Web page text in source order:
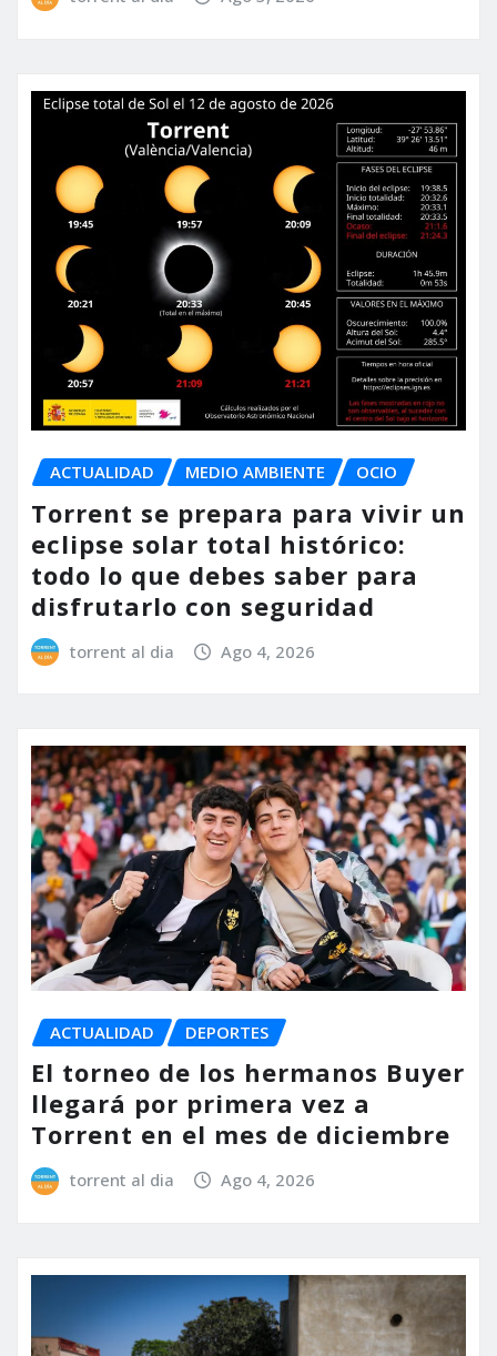
ACTUALIDAD MEDIO AMBIENTE OCIO
Torrent se prepara para vivir un
eclipse solar total histórico:
todo lo que debes saber para
disfrutarlo con seguridad
torrent al dia Ago 4, 2026
ACTUALIDAD DEPORTES
El torneo de los hermanos Buyer
llegará por primera vez a
Torrent en el mes de diciembre
torrent al dia Ago 4, 2026